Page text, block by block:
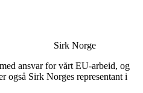
Sirk Norge
ansvar for vårt EU-arbeid, og
også Sirk Norges representant i